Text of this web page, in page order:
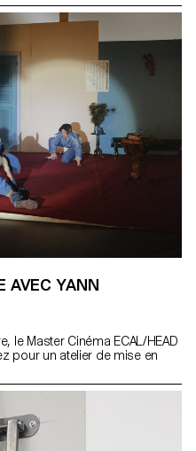
AVEC YANN
le Master Cinéma ECAL/HEAD
pour un atelier de mise en